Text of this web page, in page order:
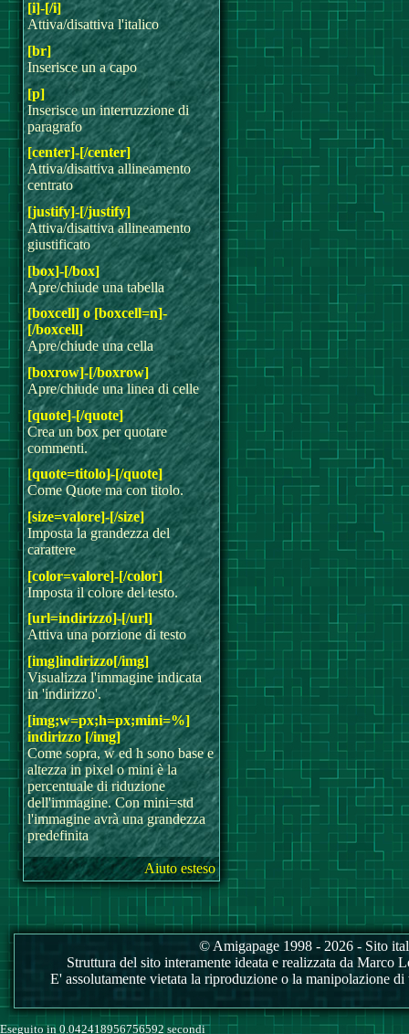
[i]-[/i]
Attiva/disattiva l'italico
[br]
Inserisce un a capo
[p]
Inserisce un interruzzione di
paragrafo
[center]-[/center]
Attiva/disattiva allineamento
centrato
[justify]-[/justify]
Attiva/disattiva allineamento
giustificato
[box]-[/box]
Apre/chiude una tabella
[boxcell] o [boxcell=n]-
[/boxcell]
Apre/chiude una cella
[boxrow]-[/boxrow]
Apre/chiude una linea di celle
[quote]-[/quote]
Crea un box per quotare
commenti.
[quote=titolo]-[/quote]
Come Quote ma con titolo.
[size=valore]-[/size]
Imposta la grandezza del
carattere
[color=valore]-[/color]
Imposta il colore del testo.
[url=indirizzo]-[/url]
Attiva una porzione di testo
[img]indirizzo[/img]
Visualizza l'immagine indicata
in 'indirizzo'.
[img;w=px;h=px;mini=%]
indirizzo [/img]
Come sopra, w ed h sono base e
altezza in pixel o mini è la
percentuale di riduzione
dell'immagine. Con mini=std
l'immagine avrà una grandezza
predefinita
Aiuto esteso
© Amigapage 1998 - 2026 - Sito
Struttura del sito interamente ideata e realizzata da
E' assolutamente vietata la riproduzione o la manipolazione
Eseguito in 0.042418956756592 secondi